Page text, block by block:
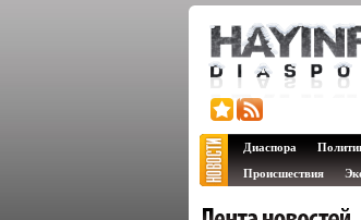
Диаспора
Происшествия